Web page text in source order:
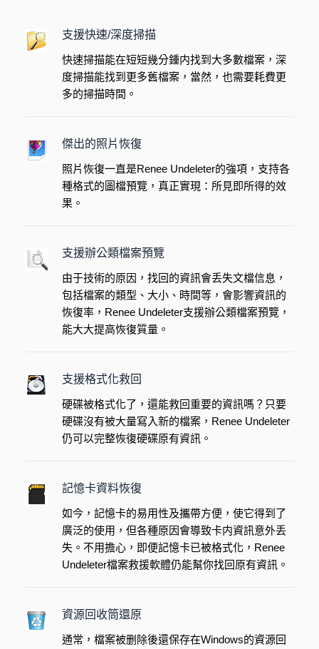
支援快速/深度掃描
快速掃描能在短短幾分鍾内找到大多數檔案，深
度掃描能找到更多舊檔案，當然，也需要耗費更
多的掃描時間。
傑出的照片恢復
照片恢復一直是Renee Undeleter的強項，支持各
種格式的圖檔預覽，真正實現：所見即所得的效
果。
支援辦公類檔案預覽
由于技術的原因，找回的資訊會丢失文檔信息，
包括檔案的類型、大小、時間等，會影響資訊的
恢復率，Renee Undeleter支援辦公類檔案預覽，
能大大提高恢復質量。
支援格式化救回
硬碟被格式化了，還能救回重要的資訊嗎？只要
硬碟沒有被大量寫入新的檔案，Renee Undeleter
仍可以完整恢復硬碟原有資訊。
記憶卡資料恢復
如今，記憶卡的易用性及攜帶方便，使它得到了
廣泛的使用，但各種原因會導致卡内資訊意外丢
失。不用擔心，即便記憶卡已被格式化，Renee
Undeleter檔案救援軟體仍能幫你找回原有資訊。
資源回收筒還原
通常，檔案被删除後還保存在Windows的資源回